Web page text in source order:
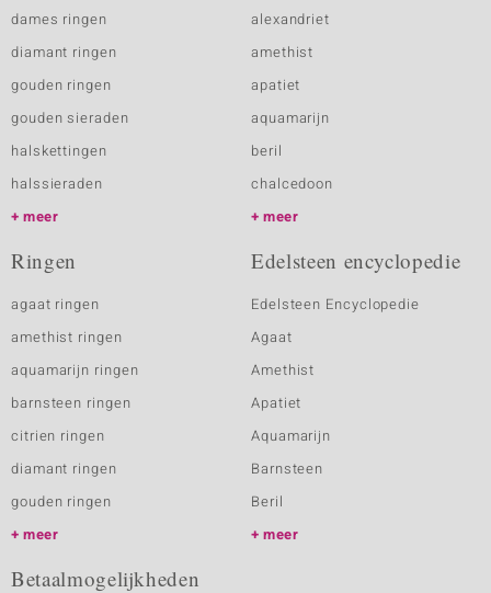
dames ringen
diamant ringen
gouden ringen
gouden sieraden
halskettingen
halssieraden
meer
alexandriet
amethist
apatiet
aquamarijn
beril
chalcedoon
meer
Ringen
agaat ringen
amethist ringen
aquamarijn ringen
barnsteen ringen
citrien ringen
diamant ringen
gouden ringen
meer
Edelsteen encyclopedie
Edelsteen Encyclopedie
Agaat
Amethist
Apatiet
Aquamarijn
Barnsteen
Beril
meer
Betaalmogelijkheden